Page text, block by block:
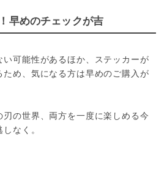
早めのチェックが吉
可能性があるほか、ステッカーが
め、気になる方は早めのご購入が
の世界、両方を一度に楽しめる今
なく。